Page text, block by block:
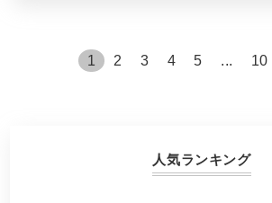
1 2 3 4 5 ... 10
人気ランキング